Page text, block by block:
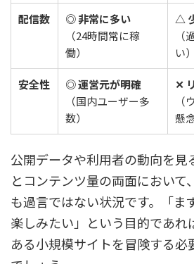
配信数
◎ 非常に多い
（24時間常に稼
働）
△
い）
安全性
◎ 運営元が明確
（国内ユーザー多
数）
✕
懸念
公開データや利用者の動向を見
とコンテンツ量の両面において
も過言ではない状況です。「ま
楽しみたい」という目的であれ
ある小規模サイトを冒険する必